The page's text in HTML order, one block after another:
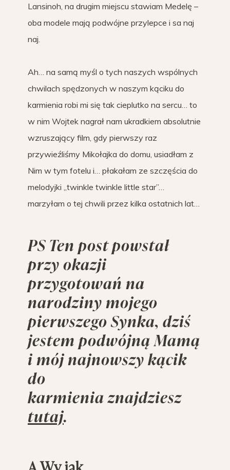
Lansinoh, na drugim miejscu stawiam Medelę –
oba modele mają podwójne przylepce i sa naj
naj.
Ah… na samą myśl o tych naszych wspólnych
chwilach spędzonych w naszym kąciku do
karmienia robi mi się tak cieplutko na sercu… to
w nim Wojtek nagrał nam ukradkiem absolutnie
wzruszający film, gdy pierwszy raz
przywieźliśmy Mikołajka do domu, usiadłam z
Nim w tym fotelu i… płakałam ze szczęścia do
melodyjki „twinkle twinkle little star”…
marzyłam o tej chwili przez kilka ostatnich lat…
PS Ten post powstał
przy okazji
przygotowań na
narodziny mojego
pierwszego Synka, dziś
jestem podwójną Mamą
i mój najnowszy kącik
do
karmienia znajdziesz
tutaj.